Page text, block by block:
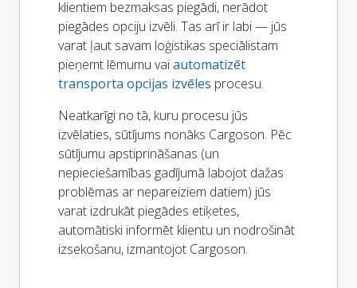
klientiem bezmaksas piegādi, nerādot
piegādes opciju izvēli. Tas arī ir labi — jūs
varat ļaut savam loģistikas speciālistam
pieņemt lēmumu vaiautomatizēt
transporta opcijas izvēles procesu.
Neatkarīgi no tā, kuru procesu jūs
izvēlaties, sūtījums nonāks Cargoson. Pēc
sūtījumu apstiprināšanas (un
nepieciešamības gadījumā labojot dažas
problēmas ar nepareiziem datiem) jūs
varat izdrukāt piegādes etiķetes,
automātiski informēt klientu un nodrošināt
izsekošanu, izmantojot Cargoson.